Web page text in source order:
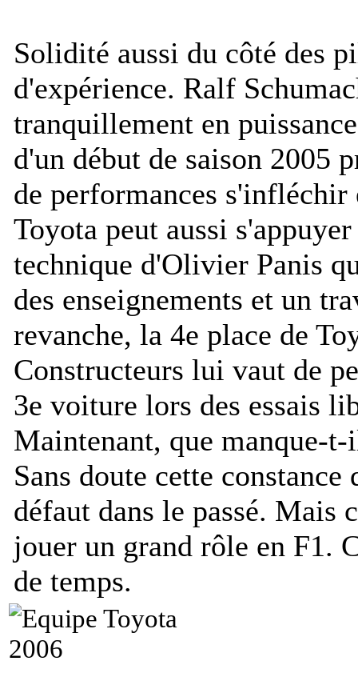
Solidité aussi du côté des
d'expérience. Ralf
tranquillement en
d'un début de saison 2005
de performances
Toyota peut aussi
technique d'Olivier Panis
des enseignements et un
revanche, la 4e place de
Constructeurs lui vaut de
3e voiture lors des essais
Maintenant, que manque-
Sans doute cette
défaut dans le passé. Mais
jouer un grand rôle en F1.
de temps.